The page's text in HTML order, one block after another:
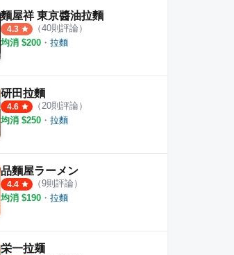
麵屋祥 東京醬油拉麵
4.3 （40則評論）
均消 $200 ・ 拉麵
研田拉麵
4.6 （20則評論）
均消 $250 ・ 拉麵
品麵屋ラーメン
4.4 （9則評論）
均消 $190 ・ 拉麵
栄一拉麺